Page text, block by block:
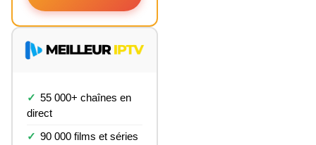
55 000+ chaînes en
direct
90 000 films et séries